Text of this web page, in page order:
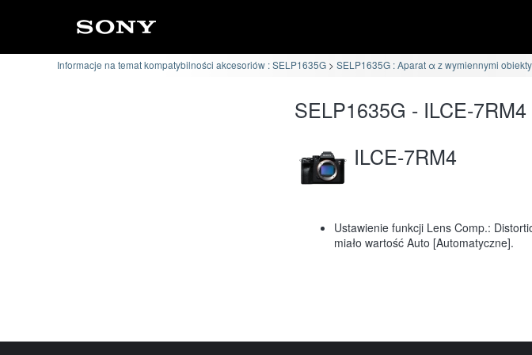
Informacje na temat kompatybilności akcesoriów : SELP1635G SELP1635G : Aparat α z wymiennymi
SELP1635G - ILCE-
ILCE-7RM4
Ustawienie funkcji Lens Comp.:
miało wartość Auto [Automatyczne].